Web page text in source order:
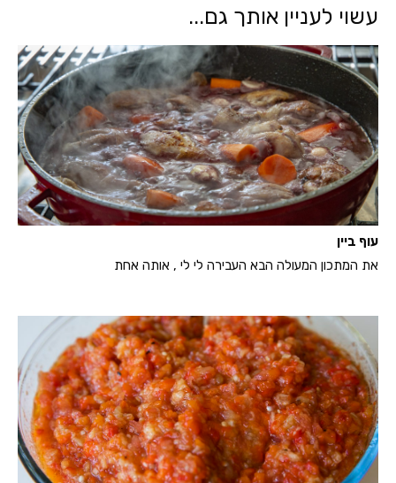
עשוי לעניין אותך גם...
עוף ביין
את המתכון המעולה הבא העבירה לי לי , אותה אחת